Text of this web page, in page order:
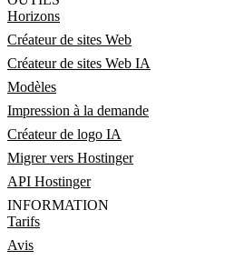
Horizons
Créateur de sites Web
Créateur de sites Web IA
Modèles
Impression à la demande
Créateur de logo IA
Migrer vers Hostinger
API Hostinger
INFORMATION
Tarifs
Avis